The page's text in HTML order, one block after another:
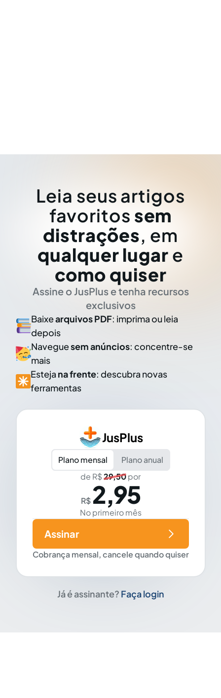
Leia seus artigos
favoritos sem
distrações, em
qualquer lugar e
como quiser
Assine o JusPlus e tenha recursos
exclusivos
Baixearquivos PDF: imprima ou leia
depois
Naveguesem anúncios: concentre-se
mais
Esteja na frente: descubra novas
ferramentas
JusPlus
Plano mensal
Plano anual
de R$29,50por
R$ 2,95
No primeiro mês
Cobrança mensal, cancele quando quiser
Assinar
Já é assinante? Faça login